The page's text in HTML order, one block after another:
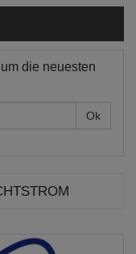
die neuesten